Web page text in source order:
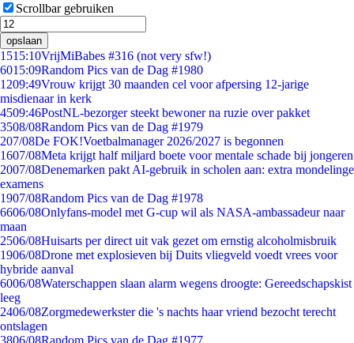
Scrollbar gebruiken
opslaan
1515:10VrijMiBabes #316 (not very sfw!)
6015:09Random Pics van de Dag #1980
1209:49Vrouw krijgt 30 maanden cel voor afpersing 12-jarige
misdienaar in kerk
4509:46PostNL-bezorger steekt bewoner na ruzie over pakket
3508/08Random Pics van de Dag #1979
207/08De FOK!Voetbalmanager 2026/2027 is begonnen
1607/08Meta krijgt half miljard boete voor mentale schade bij jongeren
2007/08Denemarken pakt AI-gebruik in scholen aan: extra mondelinge
examens
1907/08Random Pics van de Dag #1978
6606/08Onlyfans-model met G-cup wil als NASA-ambassadeur naar
maan
2506/08Huisarts per direct uit vak gezet om ernstig alcoholmisbruik
1906/08Drone met explosieven bij Duits vliegveld voedt vrees voor
hybride aanval
6006/08Waterschappen slaan alarm wegens droogte: Gereedschapskist
leeg
2406/08Zorgmedewerkster die 's nachts haar vriend bezocht terecht
ontslagen
3806/08Random Pics van de Dag #1977